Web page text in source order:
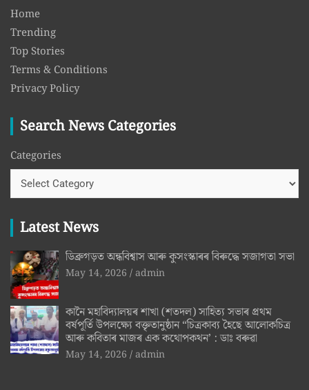
Home
Trending
Top Stories
Terms & Conditions
Privacy Policy
Search News Categories
Categories
Latest News
ডিব্ৰুগড়ত‌ অন্ধবিশ্বাস আৰু কুসংস্কাৰৰ বিৰুদ্ধে সজাগতা সভা
May 14, 2026 admin
কানৈ মহাবিদ্যালয়ৰ শাখা (শতদল) সাহিত্য সভাৰ প্ৰথম
বৰ্ষপূর্তি উপলক্ষ্যে বক্তৃতানুষ্ঠান “চিত্রকাব্য হৈছে আলোকচিত্ৰ
আৰু কবিতাৰ মাজৰ এক কথোপকথন’ : ডাঃ বৰুৱা
May 14, 2026 admin